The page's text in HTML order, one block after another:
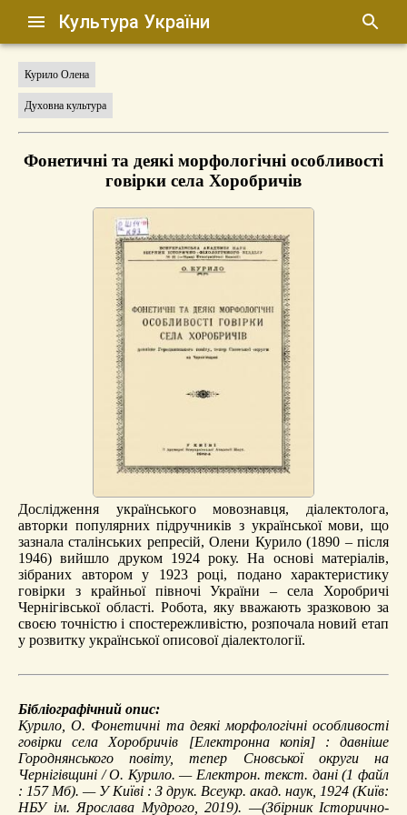
Культура України
Курило Олена
Духовна культура
Фонетичні та деякі морфологічні особливості
говірки села Хоробричів
Дослідження українського мовознавця, діалектолога,
авторки популярних підручників з української мови, що
зазнала сталінських репресій, Олени Курило (1890 – після
1946) вийшло друком 1924 року. На основі матеріалів,
зібраних автором у 1923 році, подано характеристику
говірки з крайньої півночі України – села Хоробричі
Чернігівської області. Робота, яку вважають зразковою за
своєю точністю і спостережливістю, розпочала новий етап
у розвитку української описової діалектології.
Бібліографічний опис:
Курило, О. Фонетичні та деякі морфологічні особливості
говірки села Хоробричів [Електронна копія] : давніше
Городнянського повіту, тепер Сновської округи на
Чернігівщині / О. Курило. — Електрон. текст. дані (1 файл
: 157 Мб). — У Київі : З друк. Всеукр. акад. наук, 1924 (Київ:
НБУ ім. Ярослава Мудрого, 2019). —(Збірник Історично-